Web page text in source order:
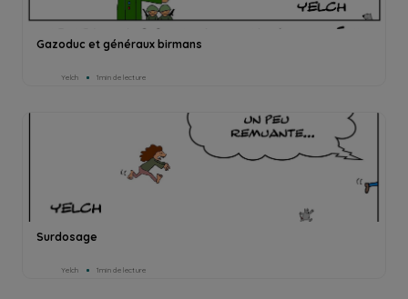
Gazoduc et généraux birmans
Yelch 1min de lecture
Surdosage
Yelch 1min de lecture